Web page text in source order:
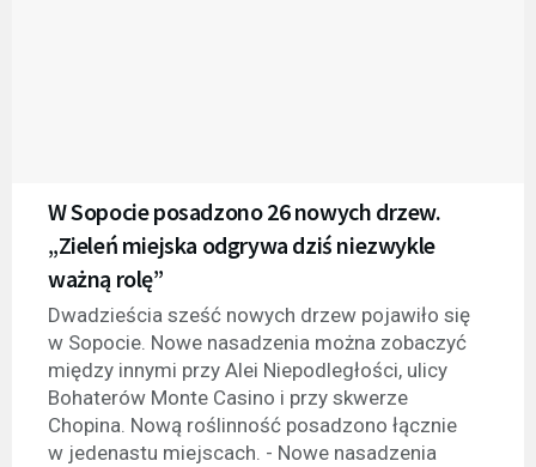
W Sopocie posadzono 26 nowych drzew.
„Zieleń miejska odgrywa dziś niezwykle
ważną rolę”
Dwadzieścia sześć nowych drzew pojawiło się
w Sopocie. Nowe nasadzenia można zobaczyć
między innymi przy Alei Niepodległości, ulicy
Bohaterów Monte Casino i przy skwerze
Chopina. Nową roślinność posadzono łącznie
w jedenastu miejscach. - Nowe nasadzenia